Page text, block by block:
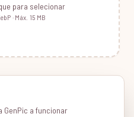
GenPic a funcionar
para selecionar
· Máx. 15 MB